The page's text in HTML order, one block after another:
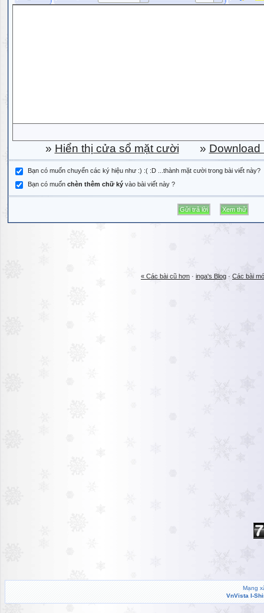
» Hiển thị cửa sổ mặt cười » Download
Bạn có muốn chuyển các ký hiệu như :) :( :D ...thành mặt cười trong bài viết này?
Bạn có muốn chèn thêm chữ ký vào bài viết này ?
« Các bài cũ hơn · inga's Blog · Các bài
Mạng
VnVista I-